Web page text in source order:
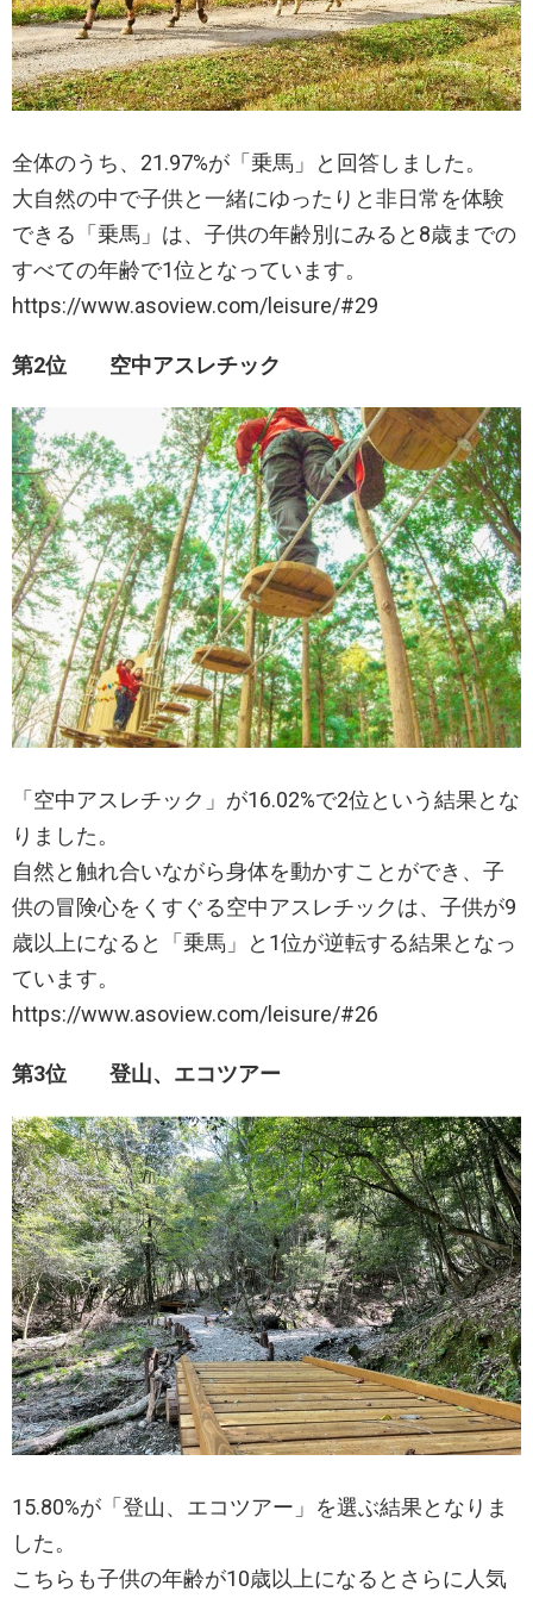
全体のうち、21.97%が「乗馬」と回答しました。
大自然の中で子供と一緒にゆったりと非日常を体験
できる「乗馬」は、子供の年齢別にみると8歳までの
すべての年齢で1位となっています。
https://www.asoview.com/leisure/#29
第2位 空中アスレチック
「空中アスレチック」が16.02%で2位という結果とな
りました。
自然と触れ合いながら身体を動かすことができ、子
供の冒険心をくすぐる空中アスレチックは、子供が9
歳以上になると「乗馬」と1位が逆転する結果となっ
ています。
https://www.asoview.com/leisure/#26
第3位 登山、エコツアー
15.80%が「登山、エコツアー」を選ぶ結果となりま
した。
こちらも子供の年齢が10歳以上になるとさらに人気